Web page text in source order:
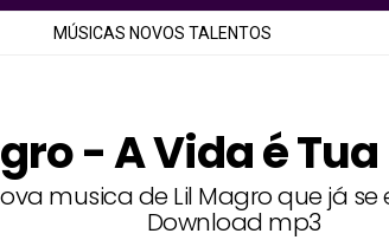
MÚSICAS NOVOS TALENTOS
- A Vida é
musica de Lil Magro que já
Download mp3